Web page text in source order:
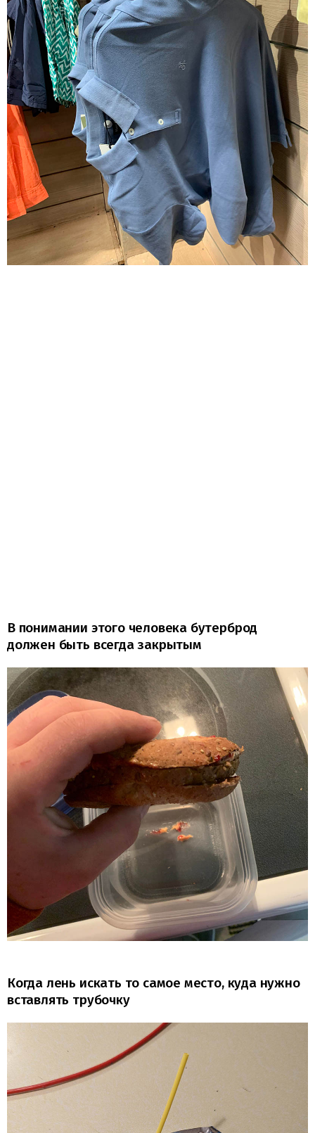
В понимании этого человека бутерброд
должен быть всегда закрытым
Когда лень искать то самое место, куда нужно
вставлять трубочку